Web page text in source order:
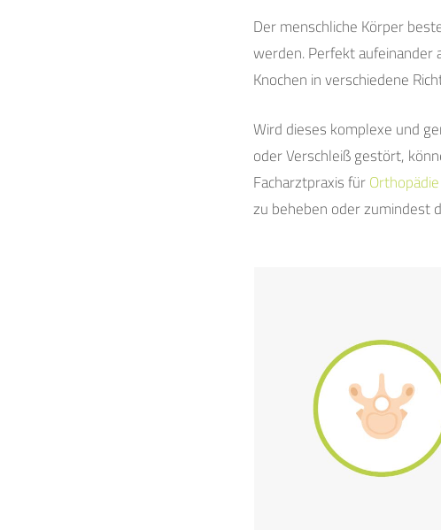
Der menschliche Körper
werden. Perfekt aufeinander
Knochen in verschiedene
Wird dieses komplexe und
oder Verschleiß gestört,
Facharztpraxis für
zu beheben oder zumindest